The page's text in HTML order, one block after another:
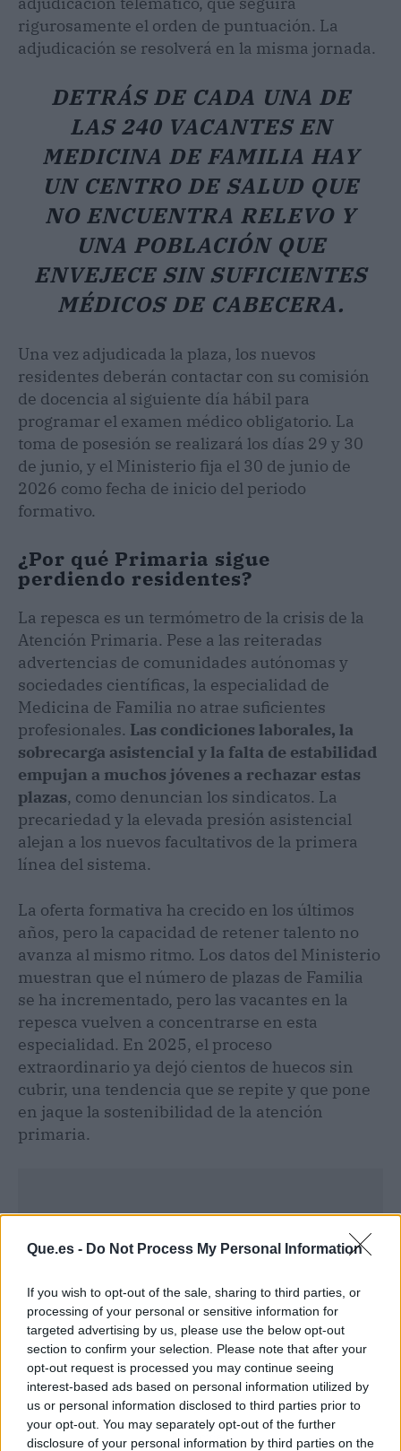
Que.es - Do Not Process My Personal Information
If you wish to opt-out of the sale, sharing to third parties, or
processing of your personal or sensitive information for
targeted advertising by us, please use the below opt-out
section to confirm your selection. Please note that after your
opt-out request is processed you may continue seeing
interest-based ads based on personal information utilized by
us or personal information disclosed to third parties prior to
your opt-out. You may separately opt-out of the further
disclosure of your personal information by third parties on the
rigurosamente el orden de puntuación. La
adjudicación se resolverá en la misma jornada.
DETRÁS DE CADA UNA DE
LAS 240 VACANTES EN
MEDICINA DE FAMILIA HAY
UN CENTRO DE SALUD QUE
NO ENCUENTRA RELEVO Y
UNA POBLACIÓN QUE
ENVEJECE SIN SUFICIENTES
MÉDICOS DE CABECERA.
Una vez adjudicada la plaza, los nuevos
residentes deberán contactar con su comisión
de docencia al siguiente día hábil para
programar el examen médico obligatorio. La
toma de posesión se realizará los días 29 y 30
de junio, y el Ministerio fija el 30 de junio de
2026 como fecha de inicio del periodo
formativo.
¿Por qué Primaria sigue
perdiendo residentes?
La repesca es un termómetro de la crisis de la
Atención Primaria. Pese a las reiteradas
advertencias de comunidades autónomas y
sociedades científicas, la especialidad de
Medicina de Familia no atrae suficientes
profesionales. Las condiciones laborales, la
sobrecarga asistencial y la falta de estabilidad
empujan a muchos jóvenes a rechazar estas
plazas, como denuncian los sindicatos. La
precariedad y la elevada presión asistencial
alejan a los nuevos facultativos de la primera
línea del sistema.
La oferta formativa ha crecido en los últimos
años, pero la capacidad de retener talento no
avanza al mismo ritmo. Los datos del Ministerio
muestran que el número de plazas de Familia
se ha incrementado, pero las vacantes en la
repesca vuelven a concentrarse en esta
especialidad. En 2025, el proceso
extraordinario ya dejó cientos de huecos sin
cubrir, una tendencia que se repite y que pone
en jaque la sostenibilidad de la atención
primaria.
Publicidad